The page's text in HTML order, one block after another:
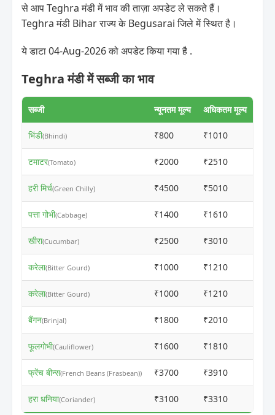
से आप Teghra मंडी में भाव की ताज़ा अपडेट ले सकते हैं।
Teghra मंडी Bihar राज्य के Begusarai जिले में स्थित है।
ये डाटा 04-Aug-2026 को अपडेट किया गया है .
Teghra मंडी में सब्जी का भाव
सब्जी न्यूनतम मूल्य अधिकतम मूल्य
भिंडी(Bhindi) ₹800 ₹1010
टमाटर(Tomato) ₹2000 ₹2510
हरी मिर्च(Green Chilly) ₹4500 ₹5010
पत्ता गोभी(Cabbage) ₹1400 ₹1610
खीरा(Cucumbar) ₹2500 ₹3010
करेला(Bitter Gourd) ₹1000 ₹1210
करेला(Bitter Gourd) ₹1000 ₹1210
बैंगन(Brinjal) ₹1800 ₹2010
फूलगोभी(Cauliflower) ₹1600 ₹1810
फ्रेंच बीन्स(French Beans (Frasbean)) ₹3700 ₹3910
हरा धनिया(Coriander) ₹3100 ₹3310